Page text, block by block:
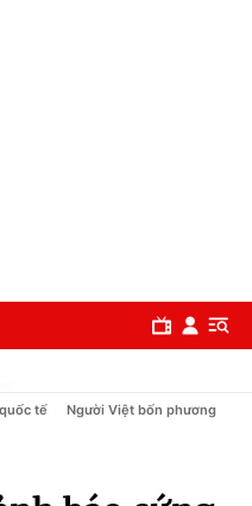
tế Người Việt bốn phương